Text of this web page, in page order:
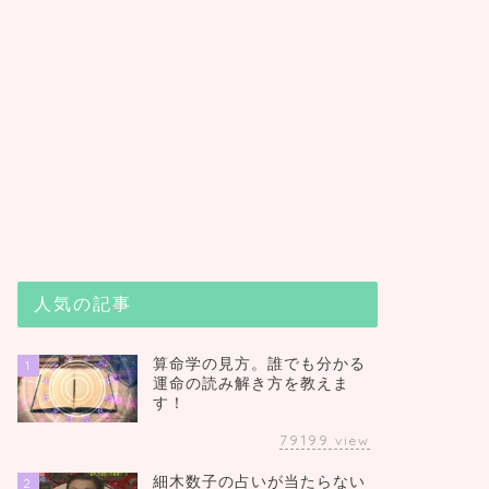
人気の記事
1
算命学の見方。誰でも分かる
運命の読み解き方を教えま
す！
79199 view
2 細木数子の占いが当たらない